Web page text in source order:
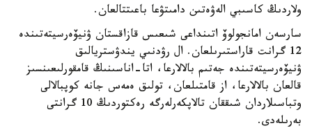
ولاردىڭ كاسىبي الەۋەتىن دامىتۋعا باعىتتالعان.
سارسەن امانجولوۆ اتىنداعى شىعىس قازاقستان ۋنيۆەرسيتەتىندە
12 گرانت قاراستىرىلعان. ال رۋدنىي يندۋستريالىق
ۋنيۆەرسيتەتىندە جەتىم بالالارعا، اتا-اناسىنىڭ قامقورلىعىنسىز
قالعان بالالارعا، از قامتىلعان، تولىق ەمەس جانە كوپبالالى
وتباسىلاردان شىققان تالاپكەرلەرگە رەكتوردىڭ 10 گرانتى
بەرىلەدى.